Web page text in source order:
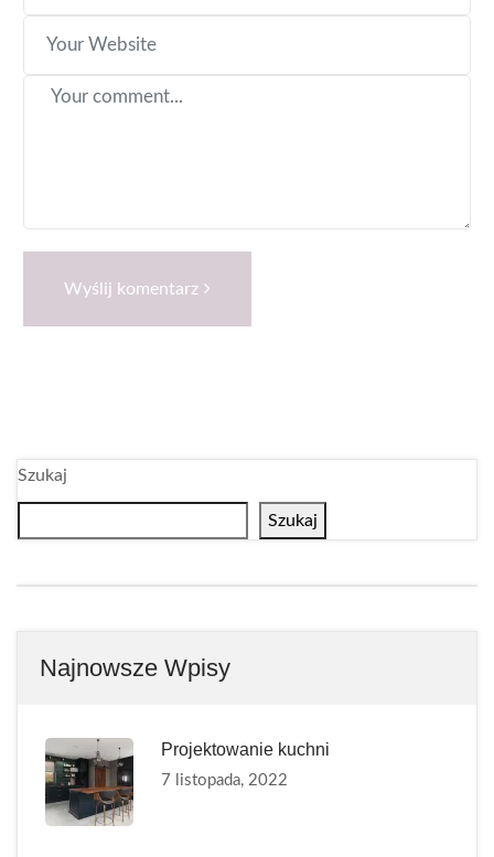
Wyślij komentarz
Szukaj
Szukaj
Najnowsze Wpisy
Projektowanie kuchni
7 listopada, 2022